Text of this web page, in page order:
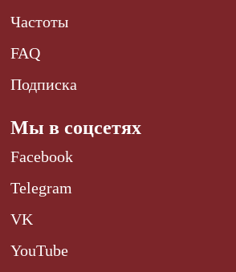
Частоты
FAQ
Подписка
Мы в соцсетях
Facebook
Telegram
VK
YouTube